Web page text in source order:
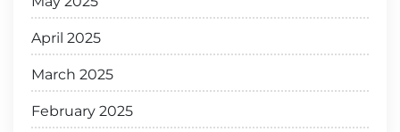
April 2025
March 2025
February 2025